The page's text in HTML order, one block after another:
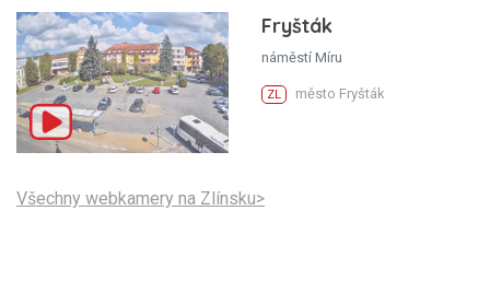
Fryšták
náměstí Míru
ZL město Fryšták
Všechny webkamery na Zlínsku>